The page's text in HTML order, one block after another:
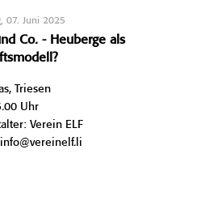
07. Juni 2025
Co. - Heuberge als
Triesen
Uhr
Verein ELF